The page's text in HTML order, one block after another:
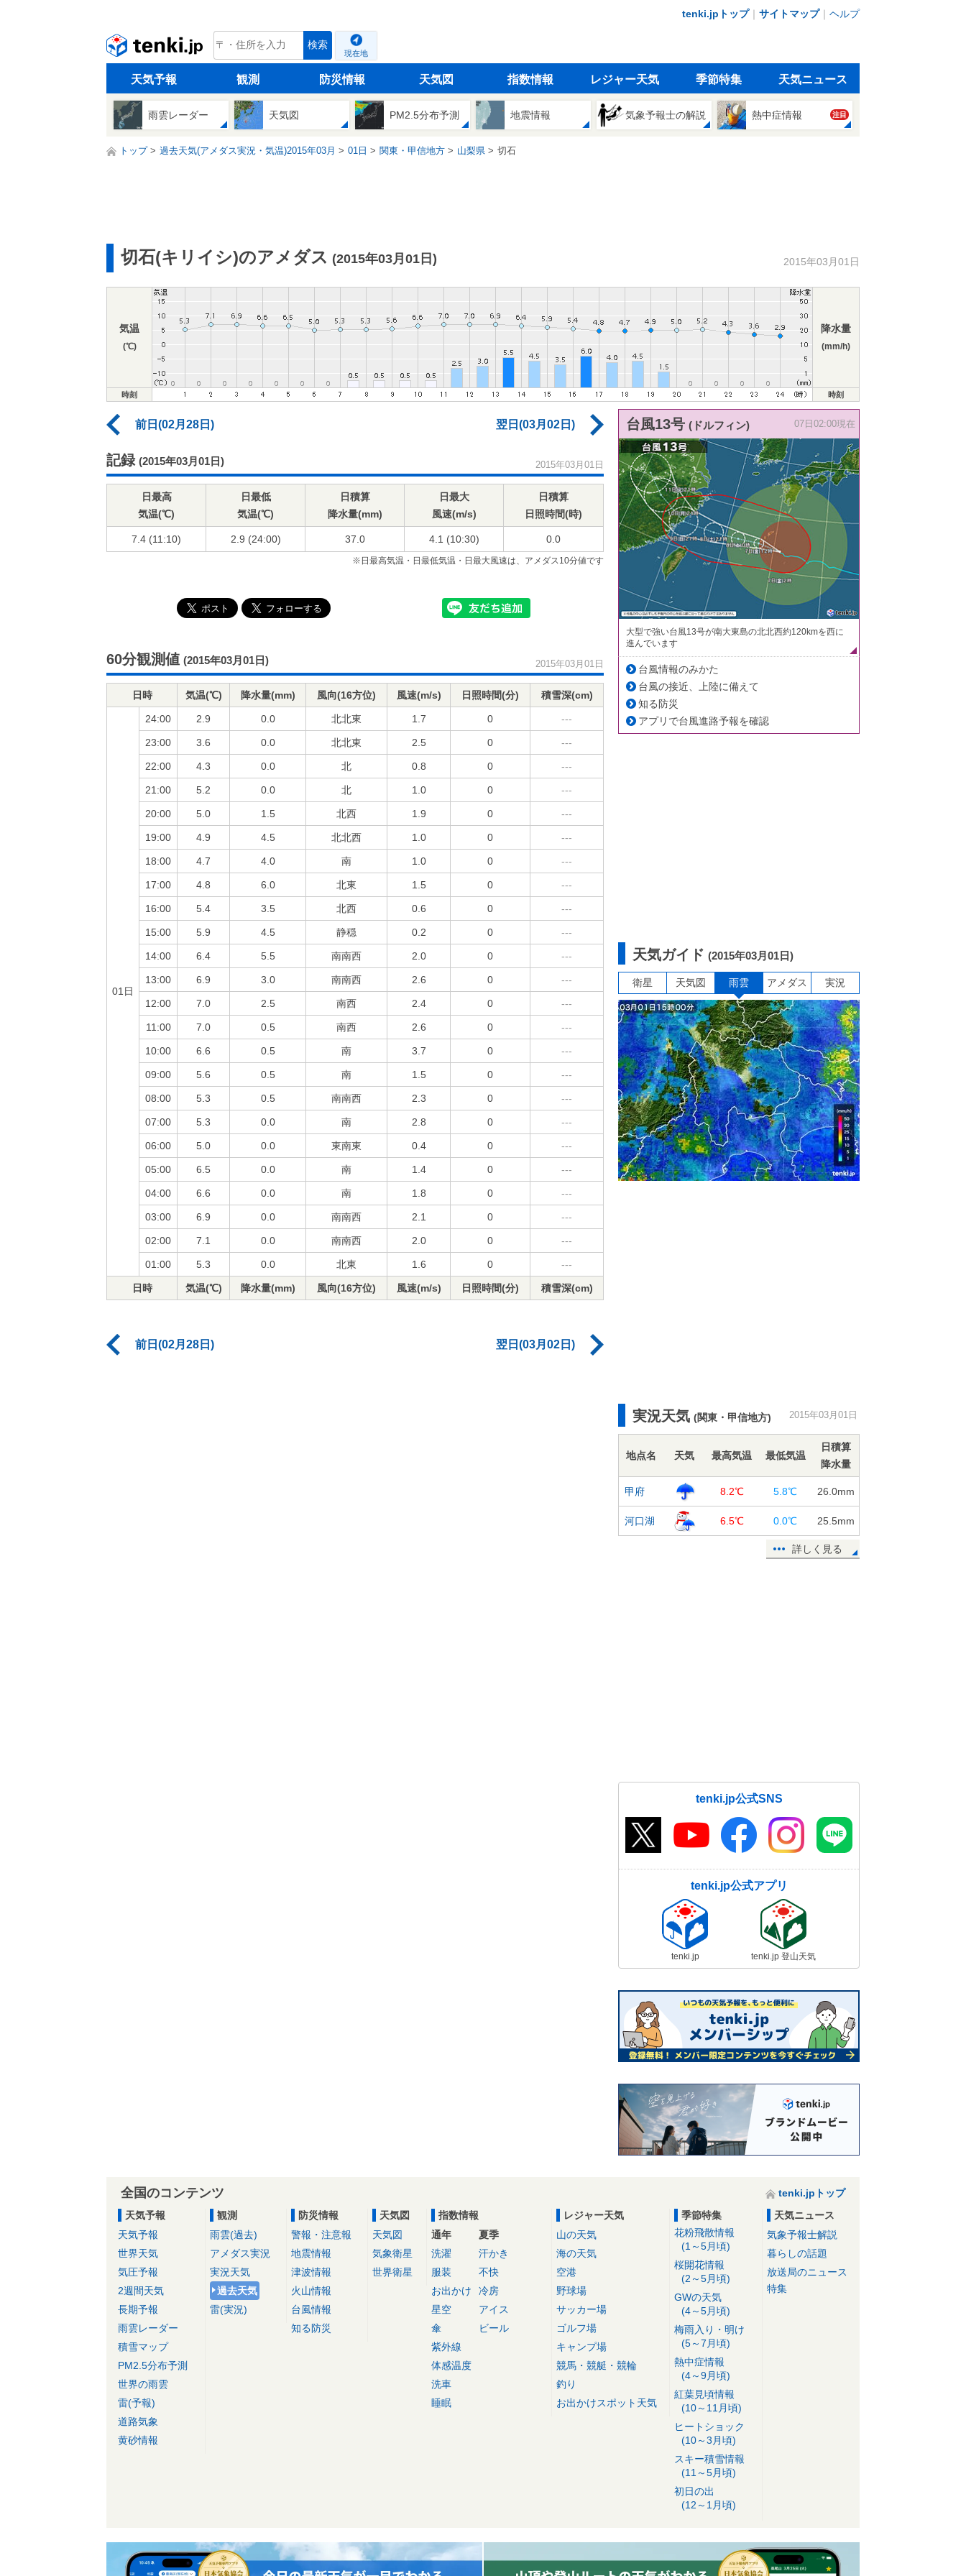
tenki.jpトップ｜ サイトマップ｜ ヘルプ
tenki.jp 検索
現在地
天気予報 観測 防災情報 天気図 指数情報 レジャー天気 季節特集 天気ニュース
雨雲レーダー 天気図 PM2.5分布予測 地震情報 気象予報士の解説 熱中症情報 注目
トップ 過去天気(アメダス実況・気温)2015年03月 01日 関東・甲信地方 山梨県 切石
切石(キリイシ)のアメダス (2015年03月01日) 2015年03月01日
気温
(℃)
降水量
(mm/h)
時刻 時刻
前日(02月28日) 翌日(03月02日)
記録 (2015年03月01日) 2015年03月01日
日最高
気温(℃)
日最低
気温(℃)
日積算
降水量(mm)
日最大
風速(m/s)
日積算
日照時間(時)
7.4 (11:10) 2.9 (24:00) 37.0 4.1 (10:30) 0.0
※日最高気温・日最低気温・日最大風速は、アメダス10分値です
60分観測値 (2015年03月01日) 2015年03月01日
日時 気温(℃) 降水量(mm) 風向(16方位) 風速(m/s) 日照時間(分) 積雪深(cm)
01日
24:00 2.9 0.0 北北東 1.7 0 ---
23:00 3.6 0.0 北北東 2.5 0 ---
22:00 4.3 0.0 北 0.8 0 ---
21:00 5.2 0.0 北 1.0 0 ---
20:00 5.0 1.5 北西 1.9 0 ---
19:00 4.9 4.5 北北西 1.0 0 ---
18:00 4.7 4.0 南 1.0 0 ---
17:00 4.8 6.0 北東 1.5 0 ---
16:00 5.4 3.5 北西 0.6 0 ---
15:00 5.9 4.5 静穏 0.2 0 ---
14:00 6.4 5.5 南南西 2.0 0 ---
13:00 6.9 3.0 南南西 2.6 0 ---
12:00 7.0 2.5 南西 2.4 0 ---
11:00 7.0 0.5 南西 2.6 0 ---
10:00 6.6 0.5 南 3.7 0 ---
09:00 5.6 0.5 南 1.5 0 ---
08:00 5.3 0.5 南南西 2.3 0 ---
07:00 5.3 0.0 南 2.8 0 ---
06:00 5.0 0.0 東南東 0.4 0 ---
05:00 6.5 0.0 南 1.4 0 ---
04:00 6.6 0.0 南 1.8 0 ---
03:00 6.9 0.0 南南西 2.1 0 ---
02:00 7.1 0.0 南南西 2.0 0 ---
01:00 5.3 0.0 北東 1.6 0 ---
日時 気温(℃) 降水量(mm) 風向(16方位) 風速(m/s) 日照時間(分) 積雪深(cm)
前日(02月28日) 翌日(03月02日)
台風13号 (ドルフィン) 07日02:00現在
大型で強い台風13号が南大東島の北北西約120kmを西に
進んでいます
台風情報のみかた
台風の接近、上陸に備えて
知る防災
アプリで台風進路予報を確認
天気ガイド (2015年03月01日)
衛星 天気図 雨雲 アメダス 実況
実況天気 (関東・甲信地方) 2015年03月01日
地点名 天気 最高気温 最低気温
日積算
降水量
甲府 8.2℃ 5.8℃ 26.0mm
河口湖 6.5℃ 0.0℃ 25.5mm
詳しく見る
tenki.jp公式SNS
tenki.jp公式アプリ
tenki.jp tenki.jp 登山天気
全国のコンテンツ
tenki.jpトップ
天気予報
天気予報
世界天気
気圧予報
2週間天気
長期予報
雨雲レーダー
積雪マップ
PM2.5分布予測
世界の雨雲
雷(予報)
道路気象
黄砂情報
観測
雨雲(過去)
アメダス実況
実況天気
過去天気
雷(実況)
防災情報
警報・注意報
地震情報
津波情報
火山情報
台風情報
知る防災
天気図
天気図
気象衛星
世界衛星
指数情報
通年
洗濯
服装
お出かけ
星空
傘
紫外線
体感温度
洗車
睡眠
夏季
汗かき
不快
冷房
アイス
ビール
レジャー天気
山の天気
海の天気
空港
野球場
サッカー場
ゴルフ場
キャンプ場
競馬・競艇・競輪
釣り
お出かけスポット天気
季節特集
花粉飛散情報
(1～5月頃)
桜開花情報
(2～5月頃)
GWの天気
(4～5月頃)
梅雨入り・明け
(5～7月頃)
熱中症情報
(4～9月頃)
紅葉見頃情報
(10～11月頃)
ヒートショック
(10～3月頃)
スキー積雪情報
(11～5月頃)
初日の出
(12～1月頃)
天気ニュース
気象予報士解説
暮らしの話題
放送局のニュース
特集